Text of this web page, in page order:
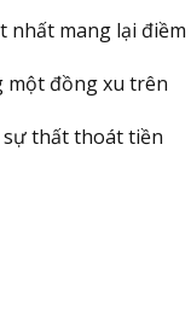
nhất mang lại điềm
một đồng xu trên
sự thất thoát tiền